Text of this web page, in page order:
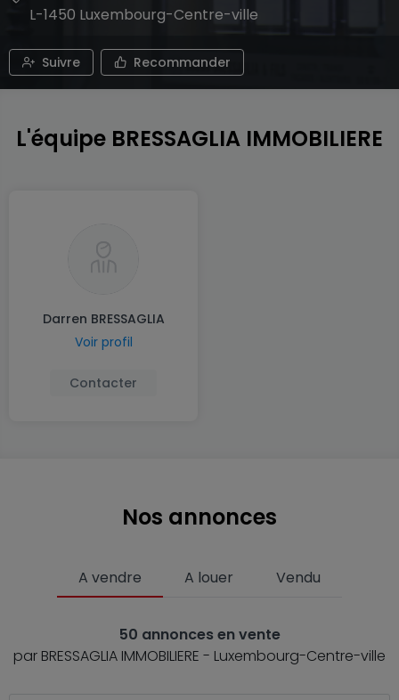
L-1450 Luxembourg-Centre-ville
Suivre Recommander
L'équipe BRESSAGLIA IMMOBILIERE
Darren BRESSAGLIA
Voir profil
Contacter
Nos annonces
A vendre A louer Vendu
50 annonces en vente
par BRESSAGLIA IMMOBILIERE - Luxembourg-Centre-ville